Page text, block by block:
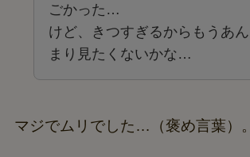
ごかった…
けど、きつすぎるからもうあん
まり見たくないかな…
マジでムリでした…（褒め言葉）。